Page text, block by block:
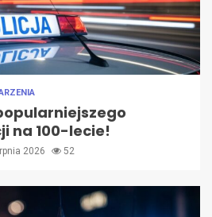
na 100-lecie!
2026 52